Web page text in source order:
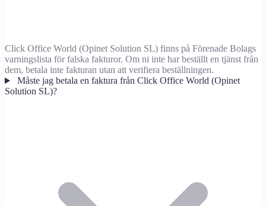
Click Office World (Opinet Solution SL) finns på Förenade Bolags
varningslista för falska fakturor. Om ni inte har beställt en tjänst från
dem, betala inte fakturan utan att verifiera beställningen.
Måste jag betala en faktura från Click Office World (Opinet
Solution SL)?